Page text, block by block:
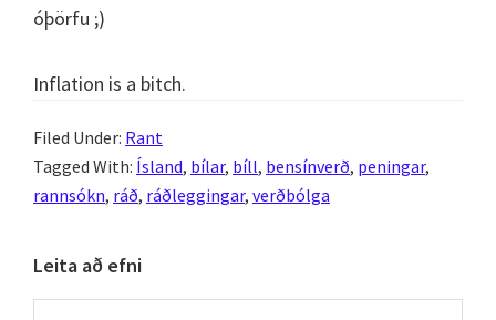
óþörfu ;)
Inflation is a bitch.
Filed Under: Rant
Tagged With: Ísland, bílar, bíll, bensínverð, peningar,
rannsókn, ráð, ráðleggingar, verðbólga
Primary
Sidebar
Leita að efni